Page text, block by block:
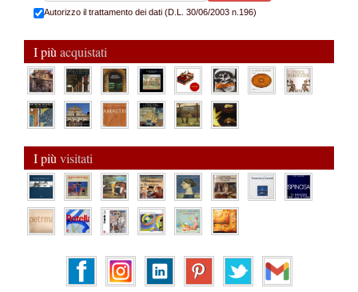
Autorizzo il trattamento dei dati (D.L. 30/06/2003 n.196)
I più acquistati
I più visitati